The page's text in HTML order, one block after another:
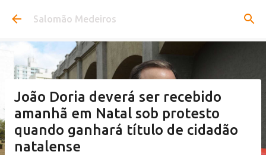
Pular para o conteúdo principal
Salomão Medeiros
João Doria deverá ser recebido
amanhã em Natal sob protesto
quando ganhará título de cidadão
natalense